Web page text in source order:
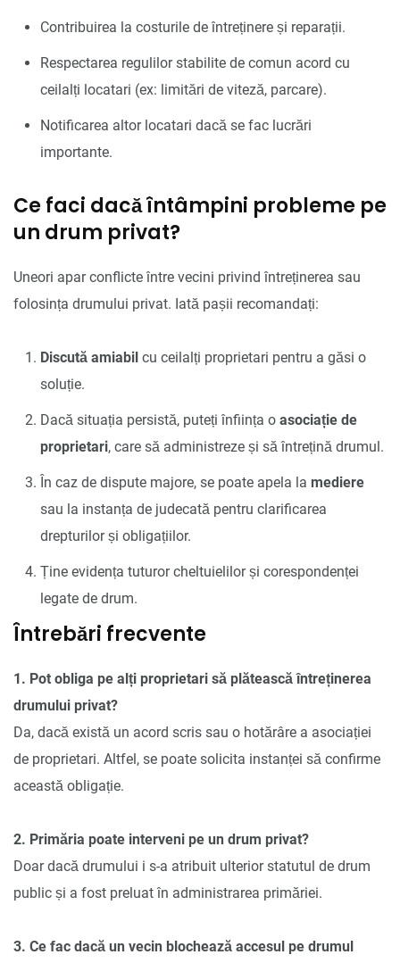
Contribuirea la costurile de întreținere și reparații.
Respectarea regulilor stabilite de comun acord cu
ceilalți locatari (ex: limitări de viteză, parcare).
Notificarea altor locatari dacă se fac lucrări
importante.
Ce faci dacă întâmpini probleme pe
un drum privat?
Uneori apar conflicte între vecini privind întreținerea sau
folosința drumului privat. Iată pașii recomandați:
Discută amiabil cu ceilalți proprietari pentru a găsi o
soluție.
Dacă situația persistă, puteți înființa o asociație de
proprietari, care să administreze și să întrețină drumul.
În caz de dispute majore, se poate apela la mediere
sau la instanța de judecată pentru clarificarea
drepturilor și obligațiilor.
Ține evidența tuturor cheltuielilor și corespondenței
legate de drum.
Întrebări frecvente
1. Pot obliga pe alți proprietari să plătească întreținerea
drumului privat?
Da, dacă există un acord scris sau o hotărâre a asociației
de proprietari. Altfel, se poate solicita instanței să confirme
această obligație.
2. Primăria poate interveni pe un drum privat?
Doar dacă drumului i s-a atribuit ulterior statutul de drum
public și a fost preluat în administrarea primăriei.
3. Ce fac dacă un vecin blochează accesul pe drumul